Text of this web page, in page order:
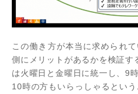
この働き方が本当に求められ
側にメリットがあるかを検証す
は火曜日と金曜日に統一し、9
10時の方もいらっしゃるとい